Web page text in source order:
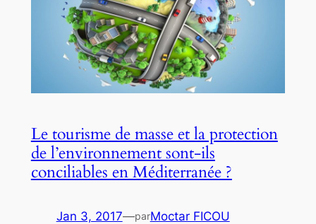
Le tourisme de masse et la protection
de l’environnement sont-ils
conciliables en Méditerranée ?
Jan 3, 2017—parMoctar FICOU